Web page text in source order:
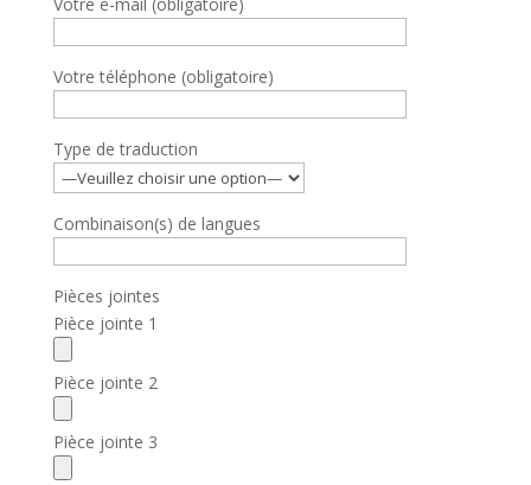
Votre téléphone (obligatoire)
Type de traduction
Combinaison(s) de langues
Pièces jointes
Pièce jointe 1
Pièce jointe 2
Pièce jointe 3